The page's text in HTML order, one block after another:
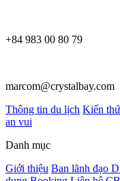
+84 983 00 80 79
marcom@crystalbay.com
Thông tin du lịch Kiến
an vui
Danh mục
Giới thiệu Ban lãnh đạo